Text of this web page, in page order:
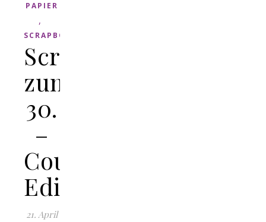
PAPIER
,
SCRAPBOOK
Scrapbook
zum
30.
–
Cousinen-
Edition
21. April